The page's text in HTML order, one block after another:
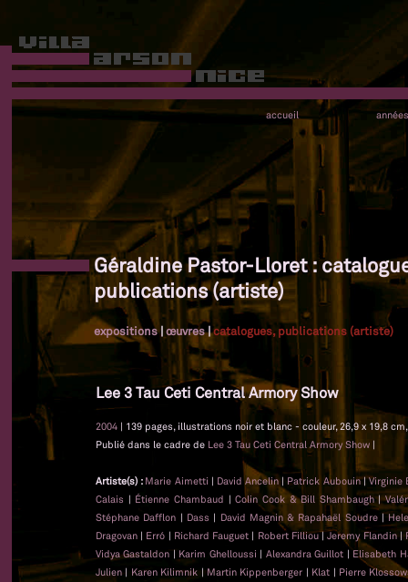
accueil années
Géraldine Pastor-Lloret :
publications (artiste)
expositions|œuvres|catalogues, publications (artiste)
Lee 3 Tau Ceti Central Armory Show
2004 | 139 pages, illustrations noir et blanc - couleur, 26,9 x 19,8
Publié dans le cadre de Lee 3 Tau Ceti Central Armory Show |
Artiste(s) : Marie Aimetti | David Ancelin| Patrick Aubouin|Virginie
Calais | Étienne Chambaud |Colin Cook & Bill Shambaugh|
Stéphane Dafflon | Dass | David Magnin & Rapahaël Soudre|
Dragovan | Erró | Richard Fauguet | Robert Filliou|Jeremy Flandin|
Vidya Gastaldon | Karim Ghelloussi | Alexandra Guillot | Elisabeth
Julien | Karen Kilimnik | Martin Kippenberger | Klat | Pierre